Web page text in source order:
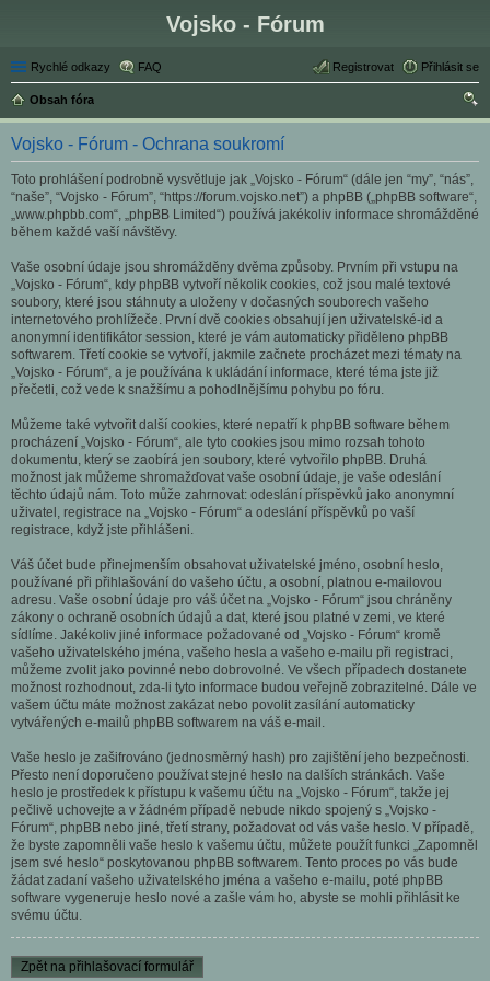
Vojsko - Fórum
Rychlé odkazy FAQ Přihlásit se
Registrovat
Obsah fóra
led
Vojsko - Fórum - Ochrana soukromí
Toto prohlášení podrobně vysvětluje jak „Vojsko - Fórum“ (dále jen “my”, “nás”,
“naše”, “Vojsko - Fórum”, “https://forum.vojsko.net”) a phpBB („phpBB software“,
„www.phpbb.com“, „phpBB Limited“) používá jakékoliv informace shromážděné
během každé vaší návštěvy.
Vaše osobní údaje jsou shromážděny dvěma způsoby. Prvním při vstupu na
„Vojsko - Fórum“, kdy phpBB vytvoří několik cookies, což jsou malé textové
soubory, které jsou stáhnuty a uloženy v dočasných souborech vašeho
internetového prohlížeče. První dvě cookies obsahují jen uživatelské-id a
anonymní identifikátor session, které je vám automaticky přiděleno phpBB
softwarem. Třetí cookie se vytvoří, jakmile začnete procházet mezi tématy na
„Vojsko - Fórum“, a je používána k ukládání informace, které téma jste již
přečetli, což vede k snažšímu a pohodlnějšímu pohybu po fóru.
Můžeme také vytvořit další cookies, které nepatří k phpBB software během
procházení „Vojsko - Fórum“, ale tyto cookies jsou mimo rozsah tohoto
dokumentu, který se zaobírá jen soubory, které vytvořilo phpBB. Druhá
možnost jak můžeme shromažďovat vaše osobní údaje, je vaše odeslání
těchto údajů nám. Toto může zahrnovat: odeslání příspěvků jako anonymní
uživatel, registrace na „Vojsko - Fórum“ a odeslání příspěvků po vaší
registrace, když jste přihlášeni.
Váš účet bude přinejmenším obsahovat uživatelské jméno, osobní heslo,
používané při přihlašování do vašeho účtu, a osobní, platnou e-mailovou
adresu. Vaše osobní údaje pro váš účet na „Vojsko - Fórum“ jsou chráněny
zákony o ochraně osobních údajů a dat, které jsou platné v zemi, ve které
sídlíme. Jakékoliv jiné informace požadované od „Vojsko - Fórum“ kromě
vašeho uživatelského jména, vašeho hesla a vašeho e-mailu při registraci,
můžeme zvolit jako povinné nebo dobrovolné. Ve všech případech dostanete
možnost rozhodnout, zda-li tyto informace budou veřejně zobrazitelné. Dále ve
vašem účtu máte možnost zakázat nebo povolit zasílání automaticky
vytvářených e-mailů phpBB softwarem na váš e-mail.
Vaše heslo je zašifrováno (jednosměrný hash) pro zajištění jeho bezpečnosti.
Přesto není doporučeno používat stejné heslo na dalších stránkách. Vaše
heslo je prostředek k přístupu k vašemu účtu na „Vojsko - Fórum“, takže jej
pečlivě uchovejte a v žádném případě nebude nikdo spojený s „Vojsko -
Fórum“, phpBB nebo jiné, třetí strany, požadovat od vás vaše heslo. V případě,
že byste zapomněli vaše heslo k vašemu účtu, můžete použít funkci „Zapomněl
jsem své heslo“ poskytovanou phpBB softwarem. Tento proces po vás bude
žádat zadaní vašeho uživatelského jména a vašeho e-mailu, poté phpBB
software vygeneruje heslo nové a zašle vám ho, abyste se mohli přihlásit ke
svému účtu.
Zpět na přihlašovací formulář